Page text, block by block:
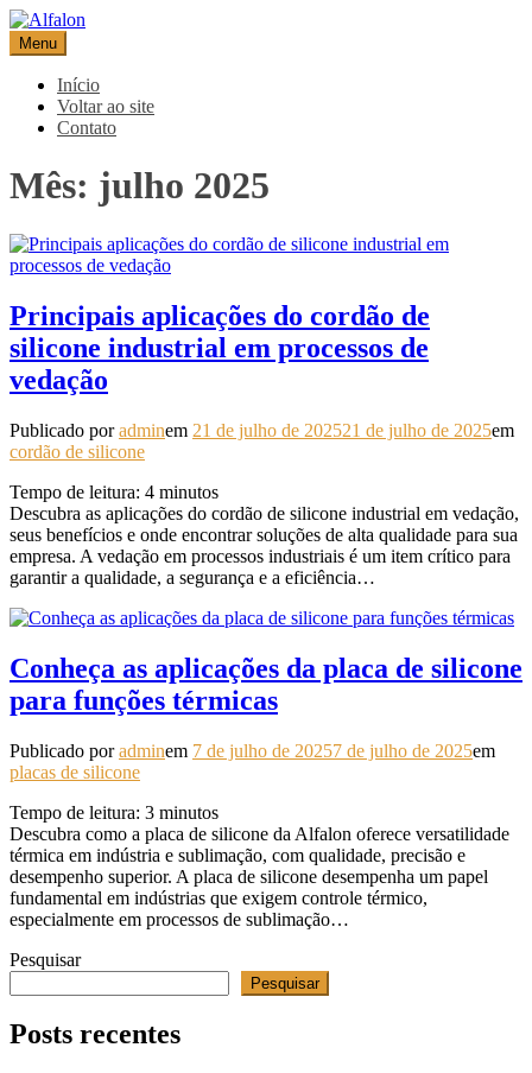
Pular
para
o
conteúdo
Alfalon
comércio e serviços pertinentes aos produtos de embalagens
Menu
Início
Voltar ao site
Contato
Mês: julho 2025
Principais aplicações do cordão de
silicone industrial em processos de
vedação
Publicado poradminem 21 de julho de 202521 de julho de 2025em
cordão de silicone
Tempo de leitura: 4 minutos
Descubra as aplicações do cordão de silicone industrial em vedação,
seus benefícios e onde encontrar soluções de alta qualidade para sua
empresa. A vedação em processos industriais é um item crítico para
garantir a qualidade, a segurança e a eficiência…
Conheça as aplicações da placa de silicone
para funções térmicas
Publicado poradminem 7 de julho de 20257 de julho de 2025em
placas de silicone
Tempo de leitura: 3 minutos
Descubra como a placa de silicone da Alfalon oferece versatilidade
térmica em indústria e sublimação, com qualidade, precisão e
desempenho superior. A placa de silicone desempenha um papel
fundamental em indústrias que exigem controle térmico,
especialmente em processos de sublimação…
Pesquisar
Pesquisar
Posts recentes